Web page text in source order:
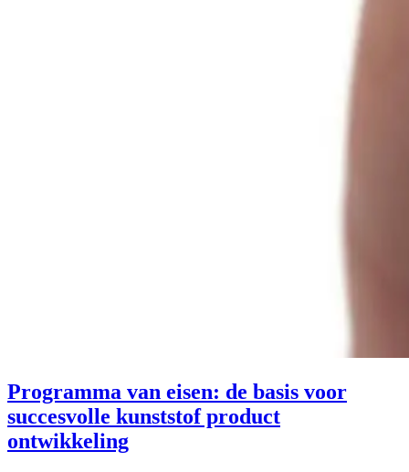
Programma van eisen: de basis voor
succesvolle kunststof product
ontwikkeling